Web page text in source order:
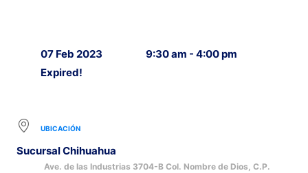
07 Feb 2023
Expired!
9:30 am - 4:00 pm
UBICACIÓN
Sucursal Chihuahua
Ave. de las Industrias 3704-B Col. Nombre de Dios, C.P.